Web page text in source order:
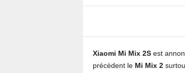
Xiaomi Mi Mix 2Sest
précèdent le Mi Mix 2